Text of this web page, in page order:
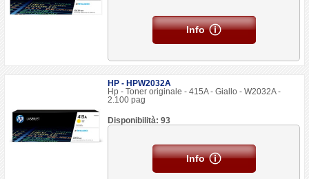
Info
HP - HPW2032A
Hp - Toner originale - 415A - Giallo - W2032A -
2.100 pag
Disponibilità: 93
Info